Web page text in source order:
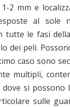
2 mm e
al sole
tutte le fasi
dei peli.
caso sono
multipli,
si possono
sulle